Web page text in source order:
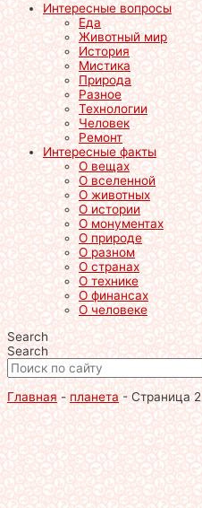
Интересные вопросы
Еда
Животный мир
История
Мистика
Природа
Разное
Технологии
Человек
Ремонт
Интересные факты
О вещах
О вселенной
О животных
О истории
О монументах
О природе
О разном
О странах
О технике
О финансах
О человеке
Search
Search
Главная-планета-Страница 2